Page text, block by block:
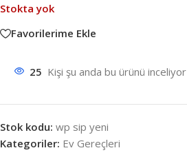
Stokta yok
Favorilerime Ekle
25 Kişi şu anda bu ürünü inceliyor
Stok kodu: wp sip yeni
Kategoriler: Ev Gereçleri